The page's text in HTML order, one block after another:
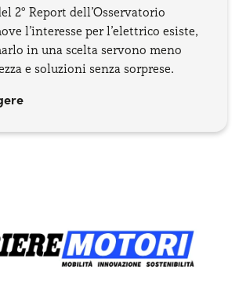
2° Report dell’Osservatorio
l’interesse per l’elettrico esiste,
in una scelta servono meno
e soluzioni senza sorprese.